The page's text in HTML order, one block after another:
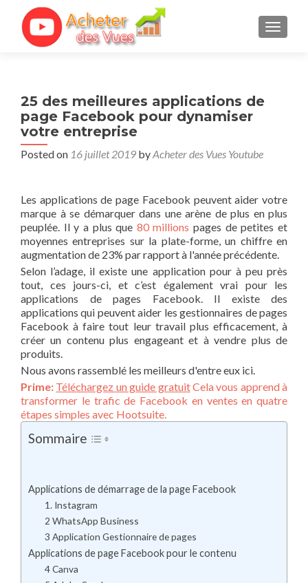
25 des meilleures applications de
page Facebook pour dynamiser
votre entreprise
Posted on 16 juillet 2019 byAcheter des Vues Youtube
Les applications de page Facebook peuvent aider votre
marque à se démarquer dans une arène de plus en plus
peuplée. Il y a plus que 80 millions pages de petites et
moyennes entreprises sur la plate-forme, un chiffre en
augmentation de 23% par rapport à l'année précédente.
Selon l’adage, il existe une application pour à peu près
tout, ces jours-ci, et c’est également vrai pour les
applications de pages Facebook. Il existe des
applications qui peuvent aider les gestionnaires de pages
Facebook à faire tout leur travail plus efficacement, à
créer un contenu plus engageant et à vendre plus de
produits.
Nous avons rassemblé les meilleurs d'entre eux ici.
Prime: Téléchargez un guide gratuitCela vous apprend à
transformer le trafic de Facebook en ventes en quatre
étapes simples avec Hootsuite.
Sommaire
Applications de démarrage de la page Facebook
1. Instagram
2 WhatsApp Business
3 Application Gestionnaire de pages
Applications de page Facebook pour le contenu
4 Canva